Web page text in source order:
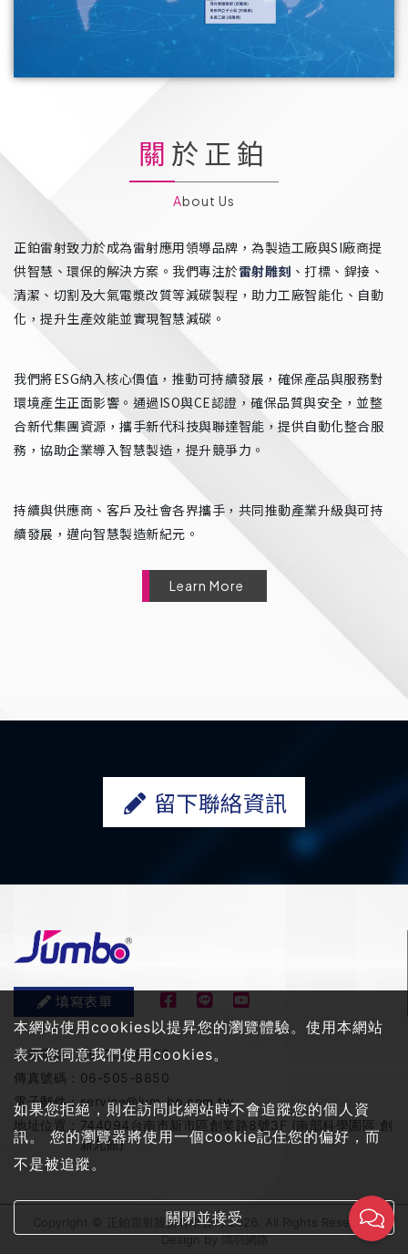
關於正鉑
About Us
正鉑雷射致力於成為雷射應用領導品牌，為製造工廠與SI廠商提
供智慧、環保的解決方案。我們專注於雷射雕刻 、打標、銲接、
清潔、切割及大氣電漿改質等減碳製程，助力工廠智能化、自動
化，提升生產效能並實現智慧減碳。
我們將ESG納入核心價值，推動可持續發展，確保產品與服務對
環境產生正面影響。通過ISO與CE認證，確保品質與安全，並整
合新代集團資源，攜手新代科技與聯達智能，提供自動化整合服
務，協助企業導入智慧製造，提升競爭力。
持續與供應商、客戶及社會各界攜手，共同推動產業升級與可持
續發展，邁向智慧製造新紀元。
Learn More
留下聯絡資訊
填寫表單
服務電話：06-505-8858
傳真號碼： 06-505-8850
電子郵件：service@jum-bo.com.tw
地址位置： 744094台南市新市區創業路8號3F (南部科學園區 創
新九館)
Copyright © 正鉑雷射股份有限公司 2026. All Rights Reserved
Design by鴻羽網路
本網站使用cookies以提昇您的瀏覽體驗。使用本網站
表示您同意我們使用cookies。
如果您拒絕，則在訪問此網站時不會追蹤您的個人資
訊。 您的瀏覽器將使用一個cookie記住您的偏好，而
不是被追蹤。
關閉並接受